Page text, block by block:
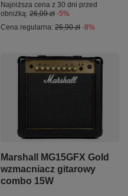
Najniższa cena z 30 dni przed
obniżką: 26,09 zł -5%
Cena regularna: 26,90 zł -8%
Marshall MG15GFX Gold
wzmacniacz gitarowy
combo 15W